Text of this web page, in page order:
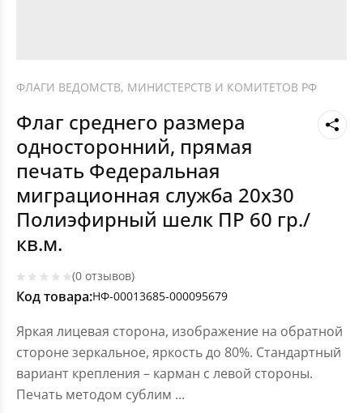
ФЛАГИ ВЕДОМСТВ, МИНИСТЕРСТВ И КОМИТЕТОВ РФ
Флаг среднего размера
односторонний, прямая
печать Федеральная
миграционная служба 20х30
Полиэфирный шелк ПР 60 гр./
кв.м.
(0 отзывов)
Код товара:НФ-00013685-000095679
Яркая лицевая сторона, изображение на обратной
стороне зеркальное, яркость до 80%. Стандартный
вариант крепления – карман с левой стороны.
Печать методом сублим ...